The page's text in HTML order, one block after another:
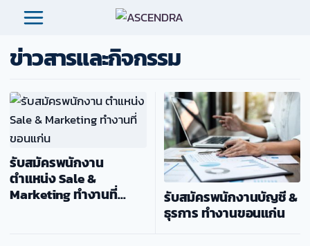
content
ข่าวสารและกิจกรรม
รับสมัครพนักงาน
ตำแหน่ง Sale &
Marketing ทำงานที่
รับสมัครพนักงานบัญชี &
ธุรการ ทำงานขอนแก่น